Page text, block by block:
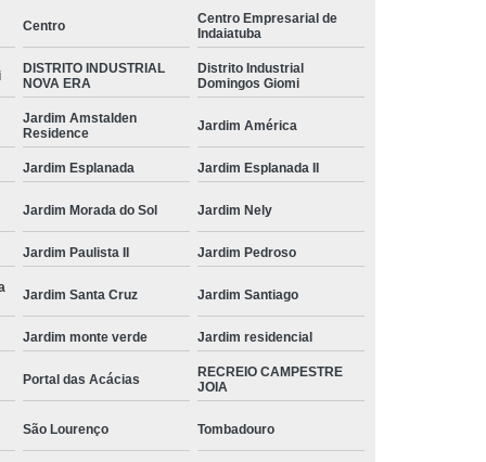
quanto custa etiqueta branca pequena Juquiratiba
etiqueta branca Américan Park Empresarial NR
quanto custa etiqueta branca redonda Socorro
Residence
etiqueta branca a4 Jardim Park Real
quanto custa etiqueta branca a4 RECREIO
etiqueta auto adesiva branca Vinhedo
quanto custa etiqueta adesiva branca a4 Presidente
Centro
Centro Empresarial de
Indaiatuba
DISTRITO INDUSTRIAL
NOVA ERA
Distrito Industrial
Domingos Giomi
Jardim Amstalden
Residence
Jardim América
Jardim Esplanada Jardim Esplanada II
Jardim Morada do Sol Jardim Nely
Jardim Paulista II Jardim Pedroso
Jardim Santa Cruz Jardim Santiago
Jardim monte verde Jardim residencial
Portal das Acácias
RECREIO CAMPESTRE
JOIA
São Lourenço Tombadouro